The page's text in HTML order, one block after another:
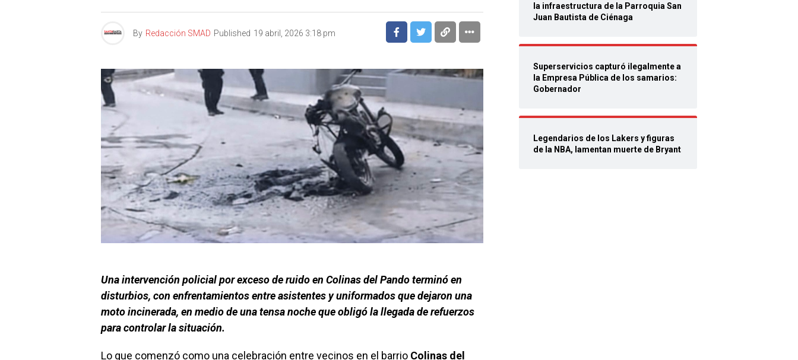
By Redacción SMAD Published 19 abril, 2026 3:18 pm
Una intervención policial por exceso de ruido en Colinas del Pando terminó en
disturbios, con enfrentamientos entre asistentes y uniformados que dejaron una
moto incinerada, en medio de una tensa noche que obligó la llegada de refuerzos
para controlar la situación.
Lo que comenzó como una celebración entre vecinos en el barrio Colinas del
la infraestructura de la Parroquia San
Juan Bautista de Ciénaga
Superservicios capturó ilegalmente a
la Empresa Pública de los samarios:
Gobernador
Legendarios de los Lakers y figuras
de la NBA, lamentan muerte de Bryant